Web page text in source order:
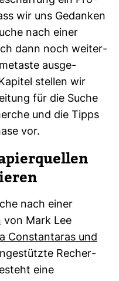
wir uns Gedanken
nach einer
dann noch wei­ter­
aus­ge­
stellen wir
für die Suche
und die Tipps
vor.
nach einer
von Mark Lee
Con­stant­aras und
Recher­
eine